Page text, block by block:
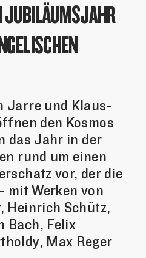
Jarre und Klaus-
den Kosmos
das Jahr in der
rund um einen
vor, der die
mit Werken von
Heinrich Schütz,
Bach, Felix
Max Reger